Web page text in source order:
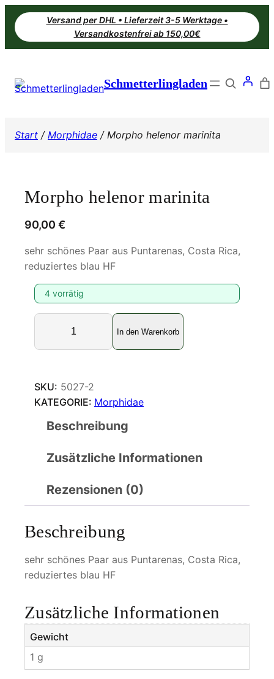
Zum
Inhalt
springen
Versand per DHL • Lieferzeit 3-5 Werktage •
Versandkostenfrei ab 150,00€
Schmetterlingladen Search
Start / Morphidae / Morpho helenor marinita
Morpho helenor marinita
90,00 €
sehr schönes Paar aus Puntarenas, Costa Rica,
reduziertes blau HF
4 vorrätig
M
r
h
o
r
a
i
n
t
a
M
e
n
In den Warenkorb
SKU: 5027-2
KATEGORIE: Morphidae
Beschreibung
Zusätzliche Informationen
Rezensionen (0)
Beschreibung
sehr schönes Paar aus Puntarenas, Costa Rica,
reduziertes blau HF
Zusätzliche Informationen
Gewicht
1 g